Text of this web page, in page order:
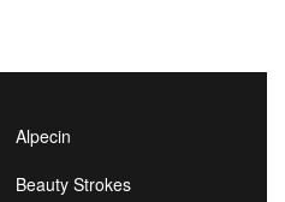
Alpecin
Beauty Strokes